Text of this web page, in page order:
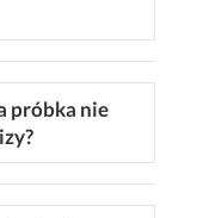
próbka nie